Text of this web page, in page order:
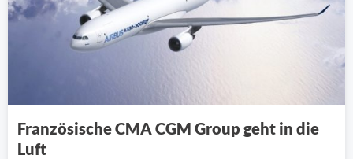
Französische CMA CGM Group geht in die
Luft